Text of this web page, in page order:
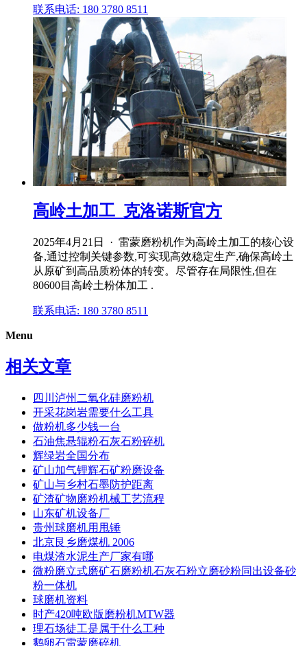
联系电话: 180 3780 8511
高岭土加工_克洛诺斯官方
2025年4月21日 · 雷蒙磨粉机作为高岭土加工的核心设
备,通过控制关键参数,可实现高效稳定生产,确保高岭土
从原矿到高品质粉体的转变。尽管存在局限性,但在
80600目高岭土粉体加工 .
联系电话: 180 3780 8511
Menu
相关文章
四川泸州二氧化硅磨粉机
开采花岗岩需要什么工具
做粉机多少钱一台
石油焦悬辊粉石灰石粉碎机
辉绿岩全国分布
矿山加气锂辉石矿粉磨设备
矿山与乡村石墨防护距离
矿渣矿物磨粉机械工艺流程
山东矿机设备厂
贵州球磨机用甩锤
北京艮乡磨煤机 2006
电煤渣水泥生产厂家有哪
微粉磨立式磨矿石磨粉机石灰石粉立磨砂粉同出设备砂
粉一体机
球磨机资料
时产420吨欧版磨粉机MTW器
理石场徒工是属于什么工种
鹅卵石雷蒙磨碎机